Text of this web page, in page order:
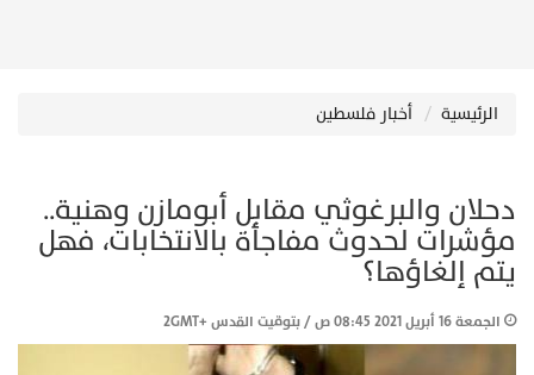
الرئيسية أخبار فلسطين
دحلان والبرغوثي مقابل أبومازن وهنية..
مؤشرات لحدوث مفاجأة بالانتخابات، فهل
يتم إلغاؤها؟
الجمعة 16 أبريل 2021 08:45 ص / بتوقيت القدس +2GMT